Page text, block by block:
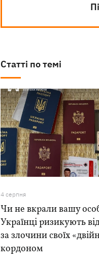
Статті по темі
4 серпня
Чи не вкрали вашу
Українці ризикують
за злочини своїх
кордоном